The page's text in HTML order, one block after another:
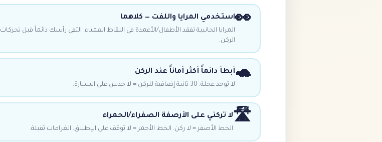
👀استخدمي المرايا واللفت — كلاهما
المرايا الجانبية تفقد الأطفال/الأعمدة في النقاط العمياء. التفي رأسك دائماً قبل تحركات
الركن.
🐢أبطأ دائماً أكثر أماناً عند الركن
لا توجد عجلة. 30 ثانية إضافية للركن = لا خدش على السيارة.
🛣️ لا تركني على الأرصفة الصفراء/الحمراء
الخط الأصفر = لا ركن. الخط الأحمر = لا توقف على الإطلاق. الغرامات ثقيلة.